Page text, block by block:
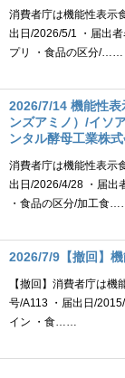
消費者庁は機能性表示
出日/2026/5/1 ・届出
プリ ・食品の区分/……
2026/7/14 機能性
ンズアミノ）/イソ
ンタル酵母工業株
消費者庁は機能性表示
出日/2026/4/28 ・届出
・食品の区分/加工食
2026/7/9【撤回】
【撤回】消費者庁は
号/A113 ・届出日/
イン ・食……